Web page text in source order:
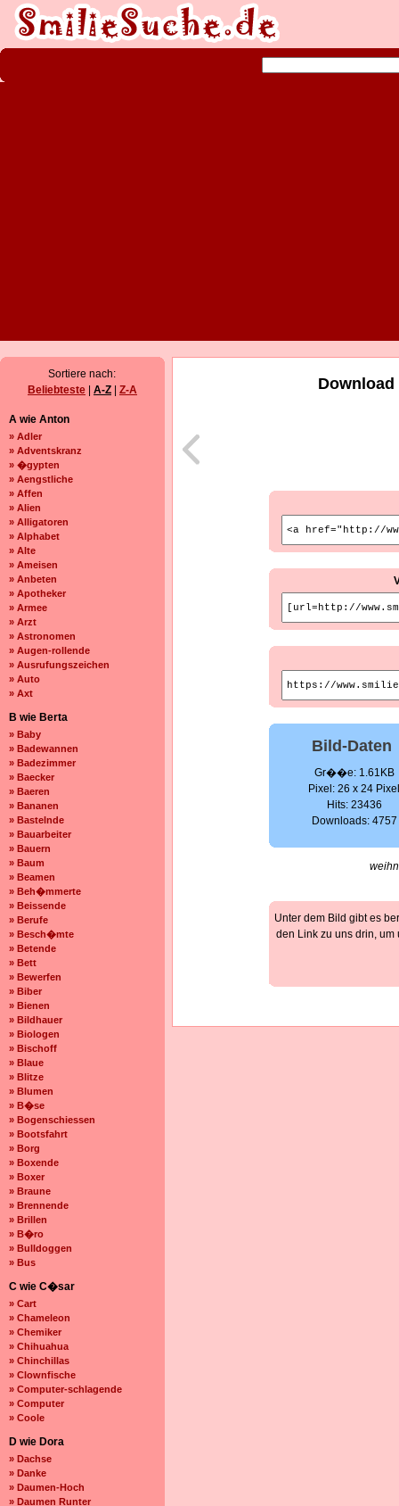
Sortiere nach:
Beliebteste
A-Z Z-A
A wie Anton
» Adler
» Adventskranz
» �gypten
» Aengstliche
» Affen
» Alien
» Alligatoren
» Alphabet
» Alte
» Ameisen
» Anbeten
» Apotheker
» Armee
» Arzt
» Astronomen
» Augen-rollende
» Ausrufungszeichen
» Auto
» Axt
B wie Berta
» Baby
» Badewannen
» Badezimmer
» Baecker
» Baeren
» Bananen
» Bastelnde
» Bauarbeiter
» Bauern
» Baum
» Beamen
» Beh�mmerte
» Beissende
» Berufe
» Besch�mte
» Betende
» Bett
» Bewerfen
» Biber
» Bienen
» Bildhauer
» Biologen
» Bischoff
» Blaue
» Blitze
» Blumen
» B�se
» Bogenschiessen
» Bootsfahrt
» Borg
» Boxende
» Boxer
» Braune
» Brennende
» Brillen
» B�ro
» Bulldoggen
» Bus
C wie C�sar
» Cart
» Chameleon
» Chemiker
» Chihuahua
» Chinchillas
» Clownfische
» Computer-schlagende
» Computer
» Coole
D wie Dora
» Dachse
» Danke
» Daumen-Hoch
» Daumen Runter
Bild-Daten
Gr��e: 1.61KB
Pixel: 26 x 24
Hits: 23436
Downloads: 4757
Unter dem Bild gibt es
den Link zu uns drin,